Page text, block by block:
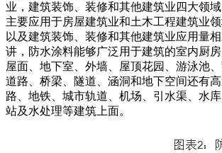
业，建筑装饰、装修和其他建筑业四大领
主要应用于房屋建筑业和土木工程建筑业
以及建筑装饰、装修和其他建筑业应用量
讲，防水涂料能够广泛用于建筑的室内厨房
屋面、地下室、外墙、屋顶花园、游泳池、
道路、桥梁、隧道、涵洞和地下空间还有
路、地铁、城市轨道、机场、引水渠、水
站及水处理等建筑上面。